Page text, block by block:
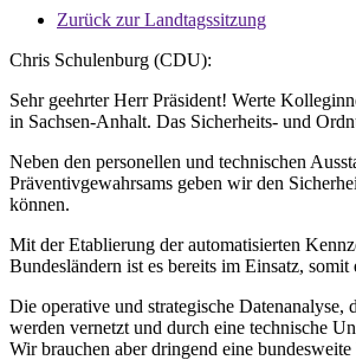
Zurück zur Landtagssitzung
Chris Schulenburg (CDU):
Sehr geehrter Herr Präsident! Werte
in Sachsen-Anhalt. Das Sicherheits- und
Neben den personellen und technischen
Präventivgewahrsams geben wir den
können.
Mit der Etablierung der automatisierten
Bundesländern ist es bereits im Einsatz,
Die operative und strategische
werden vernetzt und durch eine technische
Wir brauchen aber dringend eine